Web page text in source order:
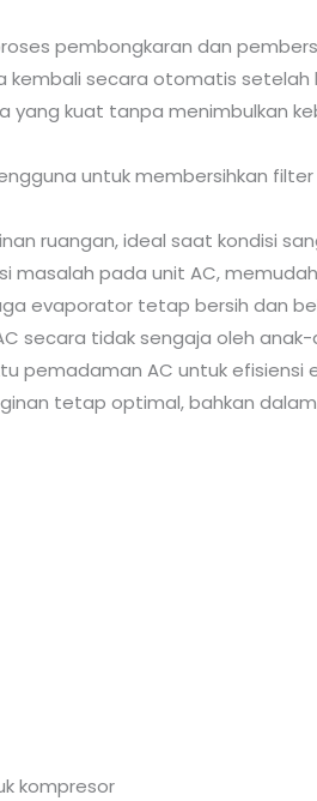
pembongkaran dan
kembali secara otomatis setelah
yang kuat tanpa menimbulkan
untuk membersihkan
ruangan, ideal saat kondisi
masalah pada unit AC,
evaporator tetap bersih dan
secara tidak sengaja oleh anak-
pemadaman AC untuk efisiensi
tetap optimal, bahkan dalam
kompresor